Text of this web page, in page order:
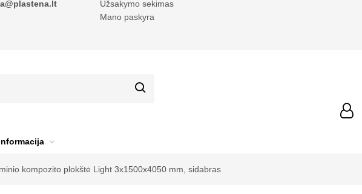
Užsakymo sekimas
Mano paskyra
kompozito plokštė Light 3x1500x4050 mm, sidabras